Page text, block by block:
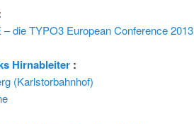
die TYPO3 European Conference 2013
Hirnableiter :
(Karlstorbahnhof)